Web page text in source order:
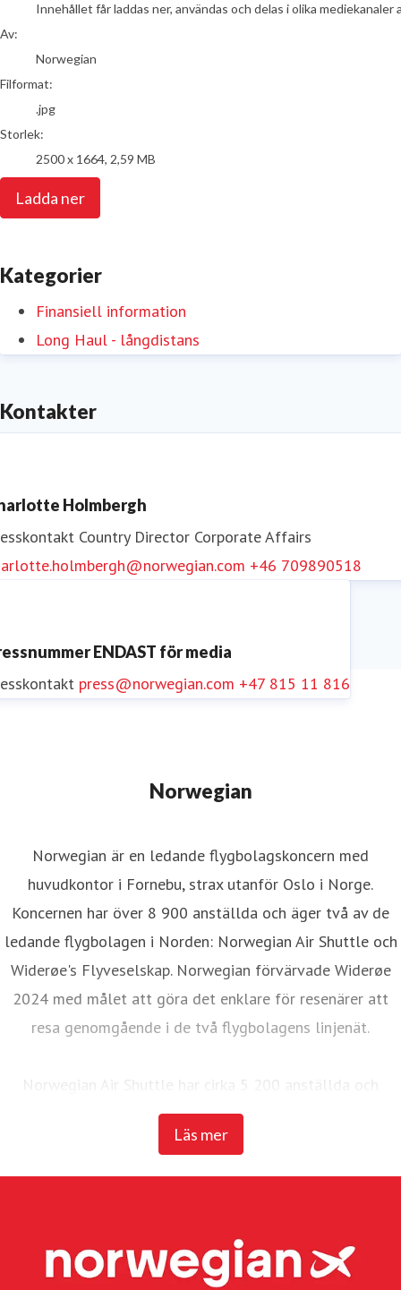
Innehållet får laddas ner, användas och delas i olika
Av:
Norwegian
Filformat:
.jpg
Storlek:
2500 x 1664, 2,59 MB
Ladda ner
Kategorier
Finansiell information
Long Haul - långdistans
Kontakter
Holmbergh
Country Director Corporate Affairs
+46 709890518
ENDAST för media
press@norwegian.com +47 815 11 816
Norwegian
Läs mer
Norwegian är en ledande flygbolagskoncern med
huvudkontor i Fornebu, strax utanför Oslo i Norge.
Koncernen har över 8 900 anställda och äger två av de
ledande flygbolagen i Norden: Norwegian Air Shuttle och
Widerøe's Flyveselskap. Norwegian förvärvade Widerøe
2024 med målet att göra det enklare för resenärer att
resa genomgående i de två flygbolagens linjenät.
Norwegian Air Shuttle har cirka 5 200 anställda och
erbjuder ett omfattande linjenät som binder samman de
nordiska länderna med ett brett utbud av destinationer i
Widerøe's Flyveselskap, Norges äldsta flygbolag, är